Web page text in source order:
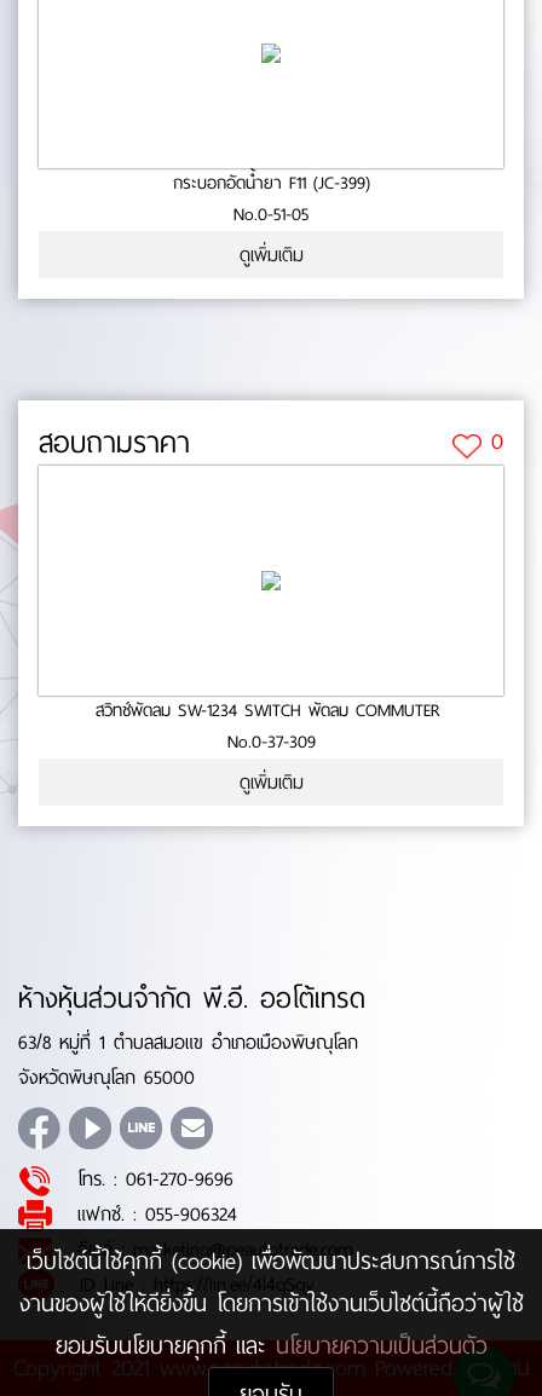
กระบอกอัดน้ำยา F11 (JC-399)
No.0-51-05
ดูเพิ่มเติม
สอบถามราคา 0
สวิทช์พัดลม SW-1234 SWITCH พัดลม COMMUTER
No.0-37-309
ดูเพิ่มเติม
เว็บไซต์นี้ใช้คุกกี้ (cookie) เพื่อพัฒนาประสบการณ์การใช้
งานของผู้ใช้ให้ดียิ่งขึ้น โดยการเข้าใช้งานเว็บไซต์นี้ถือว่าผู้ใช้
ยอมรับนโยบายคุกกี้ และนโยบายความเป็นส่วนตัว
ห้างหุ้นส่วนจำกัด พี.อี. ออโต้เทรด
63/8 หมู่ที่ 1 ตำบลสมอแข อำเภอเมืองพิษณุโลก
จังหวัดพิษณุโลก 65000
โทร. : 061-270-9696
แฟกซ์. : 055-906324
อีเมล์ :marketing@peautotrade.com
ID Line : https://lin.ee/4l4qSqy
Copyright 2021 www.peautotrade.com Powered byบ้าน